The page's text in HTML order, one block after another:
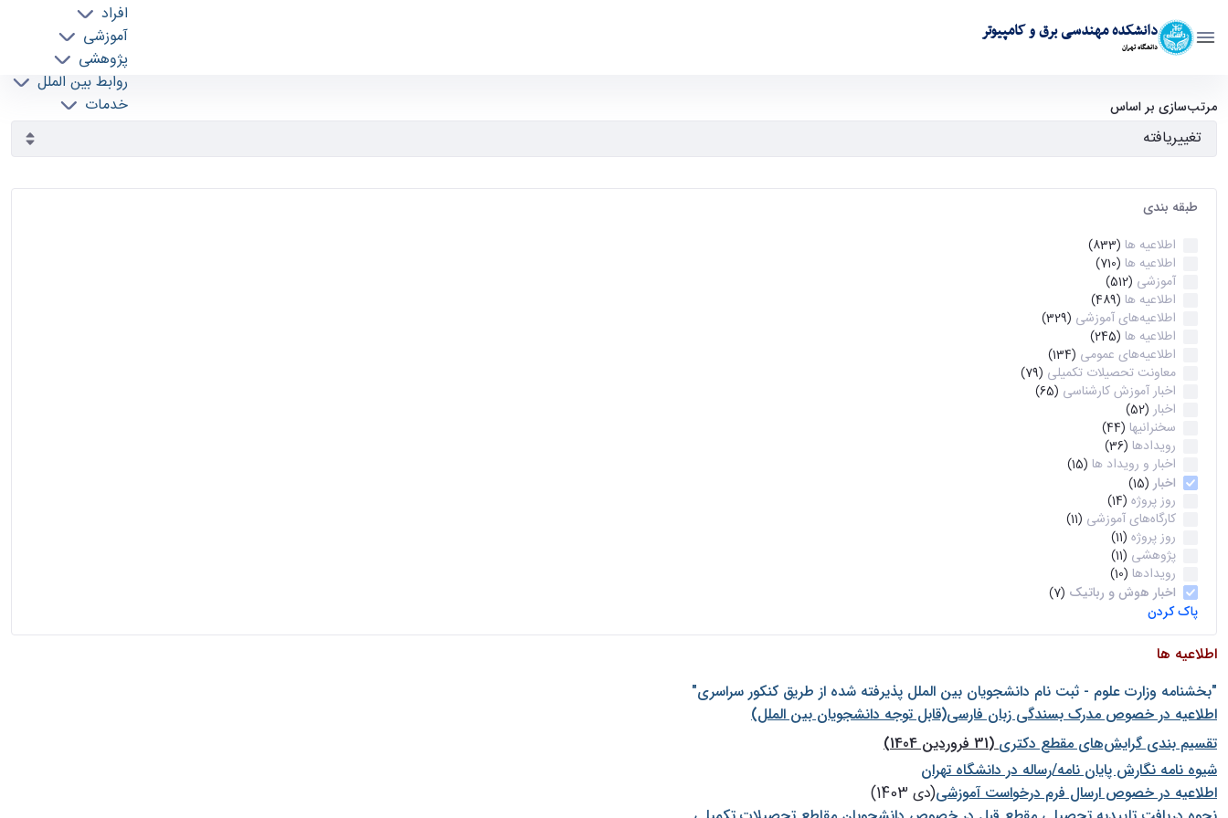
دانشکده مهندسی برق و کامپیوتر
دانشگاه تهران
افراد
آموزشی
پژوهشی
روابط بین الملل
خدمات
آرشیو اطلاعیه ها - ece- دانشکده مهندسی برق و کامپیوتر
مرتب‌سازی بر اساس
طبقه بندی
اطلاعیه ها (833)
اطلاعیه ها (710)
آموزشی (512)
اطلاعیه ها (489)
اطلاعیه‌های‌ آموزشی (329)
اطلاعیه ها (245)
اطلاعیه‌های عمومی (134)
معاونت تحصیلات تکمیلی (79)
اخبار آموزش کارشناسی (65)
اخبار (52)
سخنرانیها (44)
رویدادها (36)
اخبار و رویداد ها (15)
اخبار (15)
روز پروژه (14)
کارگاه‌های آموزشی (11)
روز پروژه (11)
پژوهشی (11)
رویدادها (10)
اخبار هوش و رباتیک (7)
پاک کردن
اطلاعیه ها
"بخشنامه وزارت علوم - ثبت نام دانشجويان بين الملل پذيرفته شده از طريق كنكور سراسری"
اطلاعیه در خصوص مدرک بسندگی زبان فارسی(قابل توجه دانشجویان بین الملل)
تقسیم بندی گرایش‌های مقطع دکتری(31 فروردین 1404)
شيوه نامه نگارش پايان نامه/رساله در دانشگاه تهران
اطلاعیه در خصوص ارسال فرم درخواست آموزشی(دی 1403)